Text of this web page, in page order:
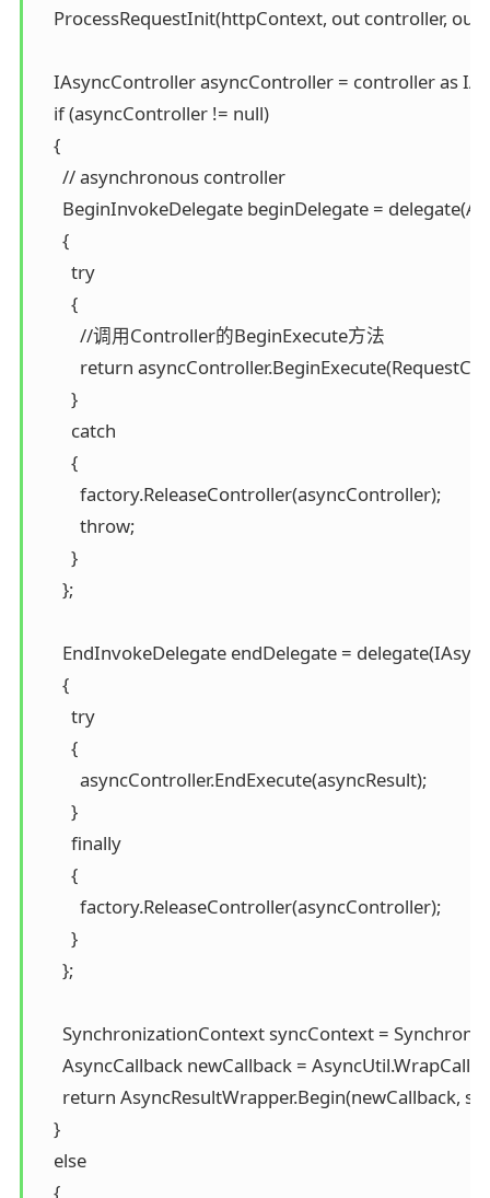
ProcessRequestInit(httpContext, out controller, out
IAsyncController asyncController = controller as
    if (asyncController != null)
    {
      // asynchronous controller
BeginInvokeDelegate beginDelegate =
      {
        try
        {
          //调用Controller的BeginExecute方法
return
        }
        catch
        {
          factory.ReleaseController(asyncController);
          throw;
        }
      };
EndInvokeDelegate endDelegate =
      {
        try
        {
          asyncController.EndExecute(asyncResult);
        }
        finally
        {
          factory.ReleaseController(asyncController);
        }
      };
SynchronizationContext syncContext =
AsyncCallback newCallback =
return AsyncResultWrapper.Begin(newCallback,
    }
    else
    {